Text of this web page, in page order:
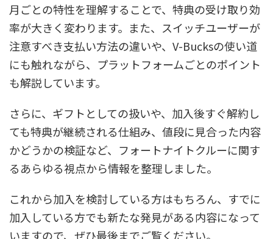
月ごとの特性を理解することで、特典の受け取り効
率が大きく変わります。また、スイッチユーザーが
注意すべき支払い方法の違いや、V-Bucksの使い道
にも触れながら、プラットフォームごとのポイント
も解説しています。
さらに、ギフトとしての扱いや、加入後すぐ解約し
ても特典が継続される仕組み、値段に見合った内容
かどうかの検証など、フォートナイトクルーに関す
るあらゆる視点から情報を整理しました。
これから加入を検討している方はもちろん、すでに
加入している方でも新たな発見がある内容になって
いますので、ぜひ最後までご覧ください。